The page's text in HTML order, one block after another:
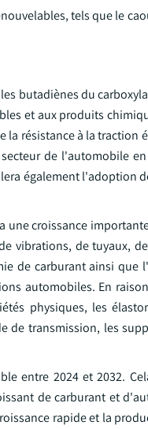
tels que le
butadiènes du
et aux produits
résistance à la traction
de l'automobile
également l'adoption
croissance
vibrations, de tuyaux,
de carburant ainsi que
automobiles. En
physiques, les
de transmission, les
entre 2024 et 2032.
de carburant et
rapide et la